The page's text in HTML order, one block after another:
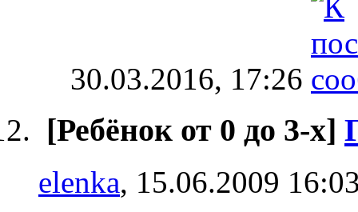
30.03.2016, 17:26
[Ребёнок от 0 до 3-х]
elenka, 15.06.2009